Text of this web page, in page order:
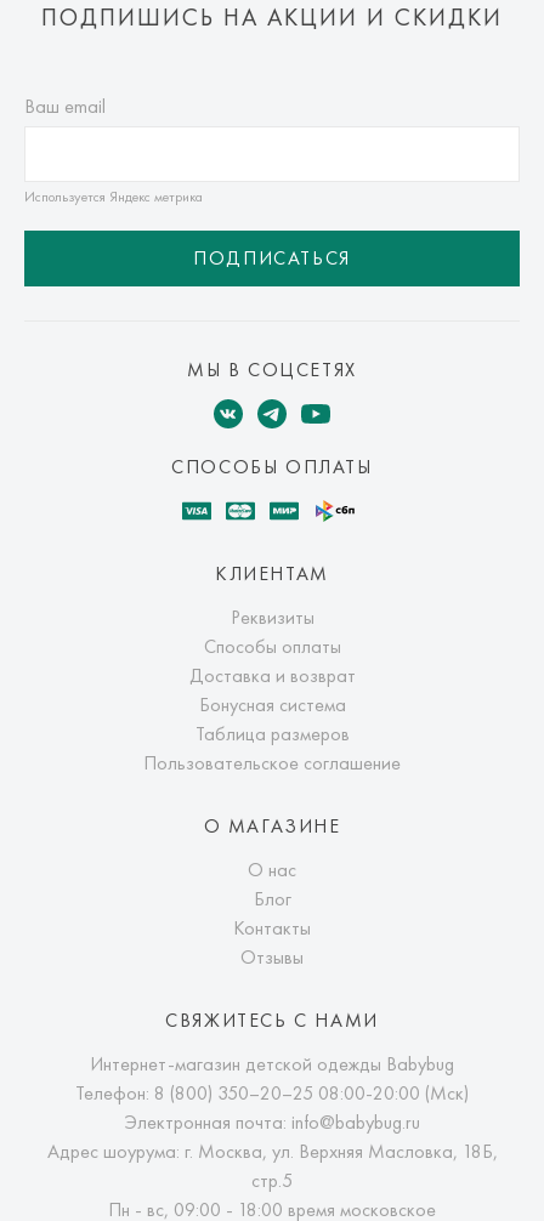
ПОДПИШИСЬ НА АКЦИИ И СКИДКИ
Ваш email
Используется Яндекс метрика
ПОДПИСАТЬСЯ
МЫ В СОЦСЕТЯХ
СПОСОБЫ ОПЛАТЫ
КЛИЕНТАМ
Реквизиты
Способы оплаты
Доставка и возврат
Бонусная система
Таблица размеров
Пользовательское соглашение
О МАГАЗИНЕ
О нас
Блог
Контакты
Отзывы
СВЯЖИТЕСЬ С НАМИ
Интернет-магазин детской одежды Babybug
Телефон: 8 (800) 350–20–25 08:00-20:00 (Мск)
Электронная почта: info@babybug.ru
Адрес шоурума: г. Москва, ул. Верхняя Масловка, 18Б,
стр.5
Пн - вс, 09:00 - 18:00 время московское